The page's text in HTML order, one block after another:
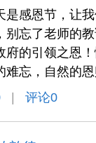
是感恩节，让
别忘了老师的
府的引领之恩
难忘，自然的
评论0